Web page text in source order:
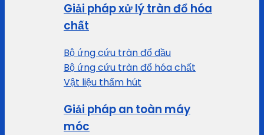
Giải pháp xử lý tràn đổ hóa
chất
Bộ ứng cứu tràn đổ dầu
Bộ ứng cứu tràn đổ hóa chất
Vật liệu thấm hút
Giải pháp an toàn máy
móc